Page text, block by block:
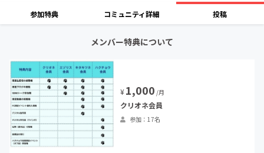
参加特典 コミュニティ詳細 投稿
メンバー特典について
¥1,000 /月
クリオネ会員
参加：17名